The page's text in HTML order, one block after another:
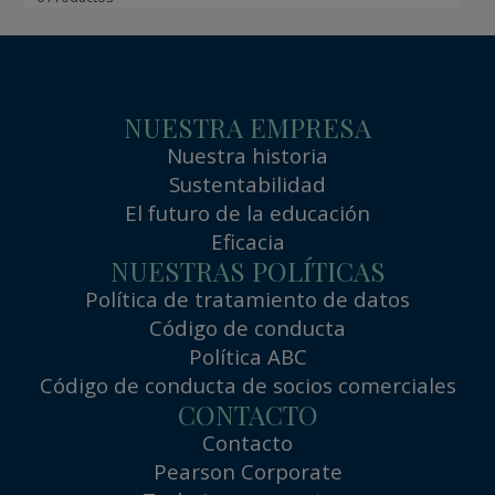
NUESTRA EMPRESA
Nuestra historia
Sustentabilidad
El futuro de la educación
Eficacia
NUESTRAS POLÍTICAS
Política de tratamiento de datos
Código de conducta
Política ABC
Código de conducta de socios comerciales
CONTACTO
Contacto
Pearson Corporate